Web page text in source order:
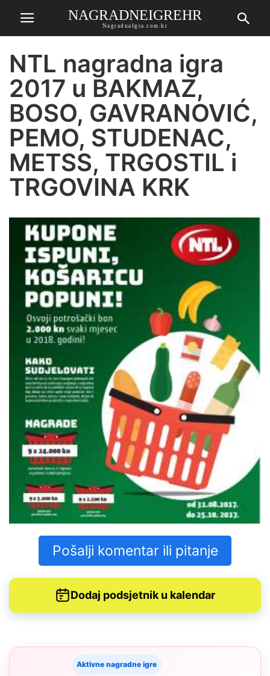
NAGRADNEIGREHR
NagradnaIgra.com.hr
NTL nagradna igra
2017 u BAKMAZ,
BOSO, GAVRANOVIĆ,
PEMO, STUDENAC,
METSS, TRGOSTIL i
TRGOVINA KRK
Pošalji komentar ili pitanje
Dodaj podsjetnik u kalendar
Aktivne nagradne igre